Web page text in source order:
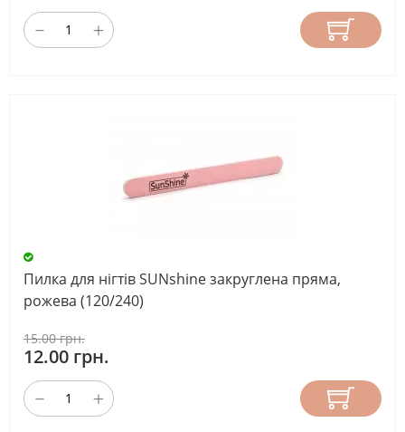
Пилка для нігтів SUNshine закруглена пряма,
рожева (120/240)
15.00 грн.
12.00 грн.